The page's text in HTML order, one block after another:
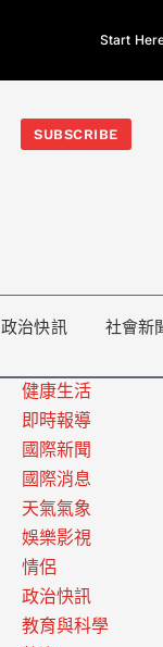
今日熱門新聞TOP3｜
Start
SUBSCRIBE
政治快訊 社會新
健康生活
即時報導
國際新聞
國際消息
天氣氣象
娛樂影視
情侶
政治快訊
教育與科學